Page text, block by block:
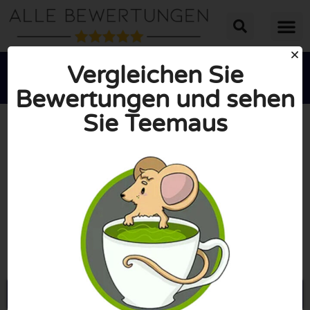
 
INSGESAMT: 10/10
(0 Bewertungen)
Öffne Teemaus.de
Vergleichen Sie
Bewertungen und sehen
Sie Teemaus